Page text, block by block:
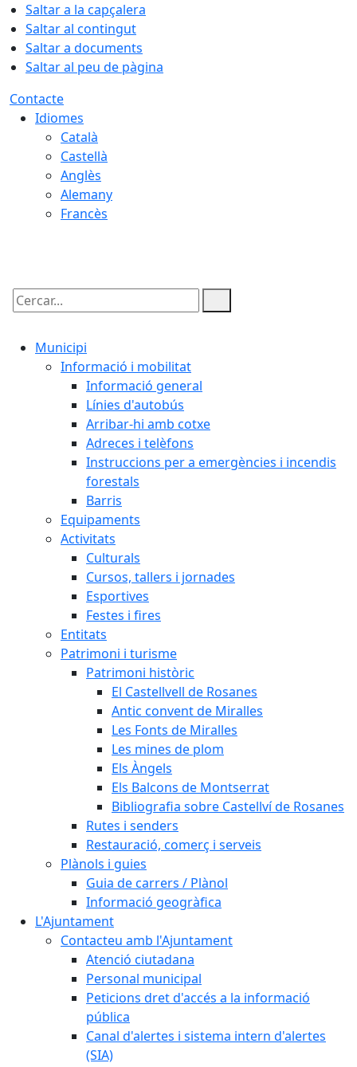
Saltar a la capçalera
Saltar al contingut
Saltar a documents
Saltar al peu de pàgina
Contacte
Idiomes
Català
Castellà
Anglès
Alemany
Francès
Cercar:
Municipi
Informació i mobilitat
Informació general
Línies d'autobús
Arribar-hi amb cotxe
Adreces i telèfons
Instruccions per a emergències i incendis
forestals
Barris
Equipaments
Activitats
Culturals
Cursos, tallers i jornades
Esportives
Festes i fires
Entitats
Patrimoni i turisme
Patrimoni històric
El Castellvell de Rosanes
Antic convent de Miralles
Les Fonts de Miralles
Les mines de plom
Els Àngels
Els Balcons de Montserrat
Bibliografia sobre Castellví de Rosanes
Rutes i senders
Restauració, comerç i serveis
Plànols i guies
Guia de carrers / Plànol
Informació geogràfica
L'Ajuntament
Contacteu amb l'Ajuntament
Atenció ciutadana
Personal municipal
Peticions dret d'accés a la informació
pública
Canal d'alertes i sistema intern d'alertes
(SIA)